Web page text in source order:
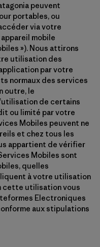
peuvent
portables, ou
via votre
mobile
»). Nous attirons
utilisation des
par votre
normaux des services
outre, le
de certains
ou limité par votre
Mobiles peuvent ne
et chez tous les
appartient de vérifier
Mobiles sont
quelles
à votre utilisation
cette utilisation vous
Electroniques
aux stipulations